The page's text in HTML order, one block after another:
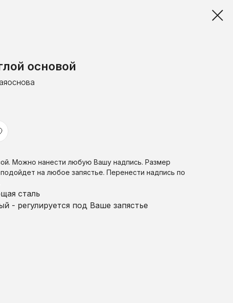
основой
Можно нанести любую Вашу надпись. Размер
на любое запястье. Перенести надпись по
сталь
- регулируется под Ваше запястье